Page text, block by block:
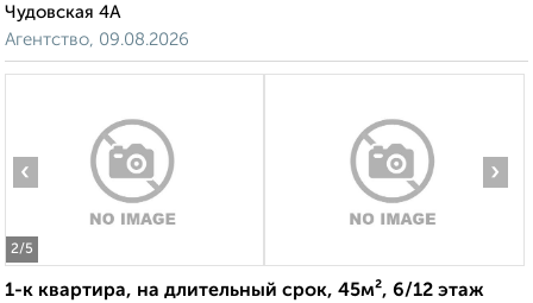
Чудовская 4А
Агентство, 09.08.2026
2/5
‹ ›
1-к квартира, на длительный срок, 45м², 6/12 этаж